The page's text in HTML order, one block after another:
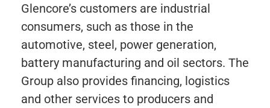
Glencore’s customers are industrial
consumers, such as those in the
automotive, steel, power generation,
battery manufacturing and oil sectors. The
Group also provides financing, logistics
and other services to producers and